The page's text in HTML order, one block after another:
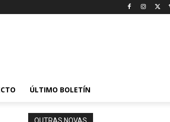
ÚLTIMO BOLETÍN